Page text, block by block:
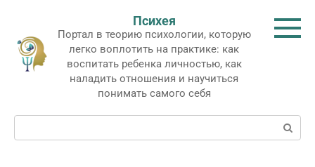
контенту
Психея
Портал в теорию психологии, которую
легко воплотить на практике: как
воспитать ребенка личностью, как
наладить отношения и научиться
понимать самого себя
Поиск: